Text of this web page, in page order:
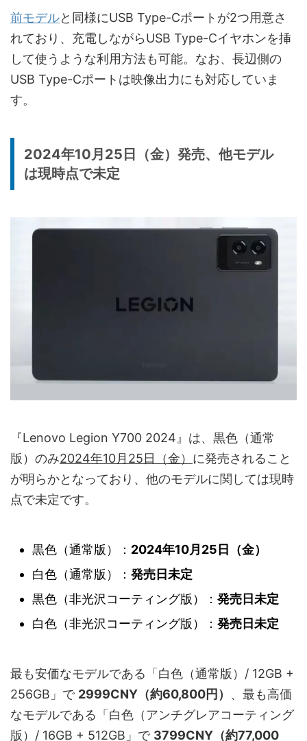
前モデルと同様にUSB Type-Cポートが2つ用意さ
れており、充電しながらUSB Type-Cイヤホンを挿
して使うような利用方法も可能。なお、長辺側の
USB Type-Cポートは映像出力にも対応していま
す。
2024年10月25日（金）発売、他モデル
は現時点で未定
『Lenovo Legion Y700 2024』は、黒色（通常
版）のみ2024年10月25日（金） に発売されること
が明らかとなっており、他のモデルに関しては現時
点で未定です。
黒色（通常版）： 2024年10月25日（金）
白色（通常版）： 発売日未定
黒色（非光沢コーティング版）： 発売日未定
白色（非光沢コーティング版）： 発売日未定
最も安価なモデルである「白色（通常版）/ 12GB +
256GB」で 2999CNY（約60,800円） 、最も高価
なモデルである「白色（アンチグレアコーティング
版）/ 16GB + 512GB」で 3799CNY（約77,000